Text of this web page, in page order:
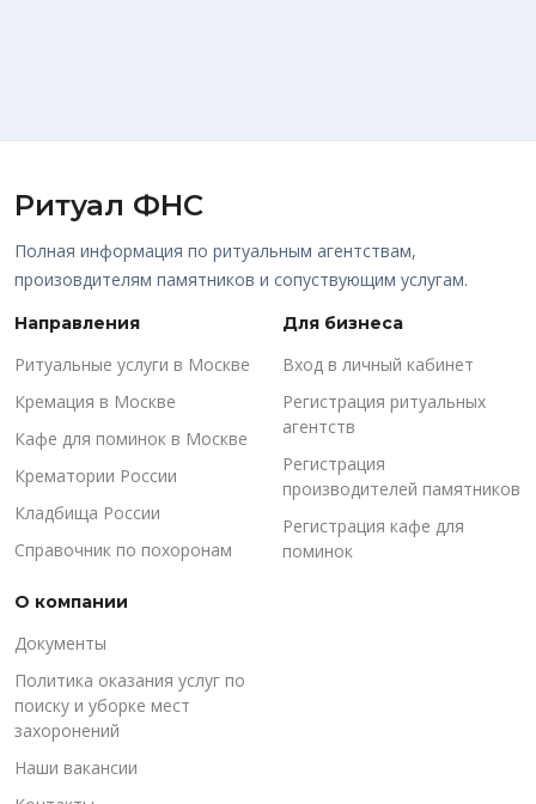
Ритуал ФНС
Полная информация по ритуальным агентствам,
произовдителям памятников и сопуствующим услугам.
Направления
Ритуальные услуги в Москве
Кремация в Москве
Кафе для поминок в Москве
Крематории России
Кладбища России
Справочник по похоронам
Для бизнеса
Вход в личный кабинет
Регистрация ритуальных
агентств
Регистрация
производителей памятников
Регистрация кафе для
поминок
О компании
Документы
Политика оказания услуг по
поиску и уборке мест
захоронений
Наши вакансии